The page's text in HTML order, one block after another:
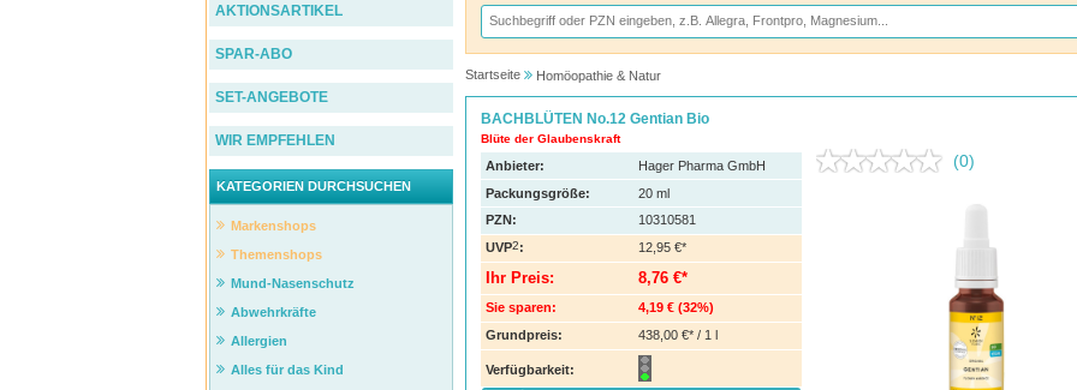
Startseite Homöopathie & Natur
BACHBLÜTEN No.12 Gentian Bio
Blüte der Glaubenskraft
(0)
Anbieter:
Hager Pharma GmbH
Packungsgröße:
20 ml
PZN :
10310581
UVP2: 12,95 €*
Ihr Preis: 8,76 €*
Sie sparen: 4,19 € (32%)
Grundpreis:
438,00 €* / 1 l
Verfügbarkeit:
AKTIONSARTIKEL
SPAR-ABO
SET-ANGEBOTE
WIR EMPFEHLEN
KATEGORIEN DURCHSUCHEN
Markenshops
Themenshops
Mund-Nasenschutz
Abwehrkräfte
Allergien
Alles für das Kind